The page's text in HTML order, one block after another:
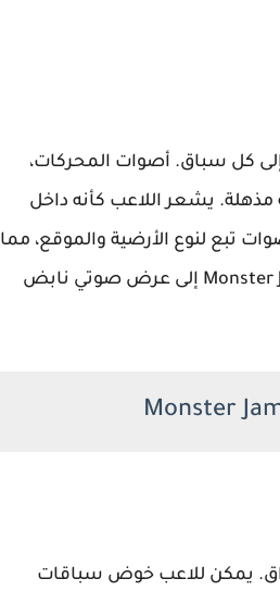
كل سباق. أصوات المحركات،
مذهلة. يشعر اللاعب كأنه داخل
تبع لنوع الأرضية والموقع، مما
يزيد من واقعية التجربة. بذلك تتحول كل لحظة في لعبة Monster Jam Showdown إلى عرض صوتي نابض
يمكن للاعب خوض سباقات